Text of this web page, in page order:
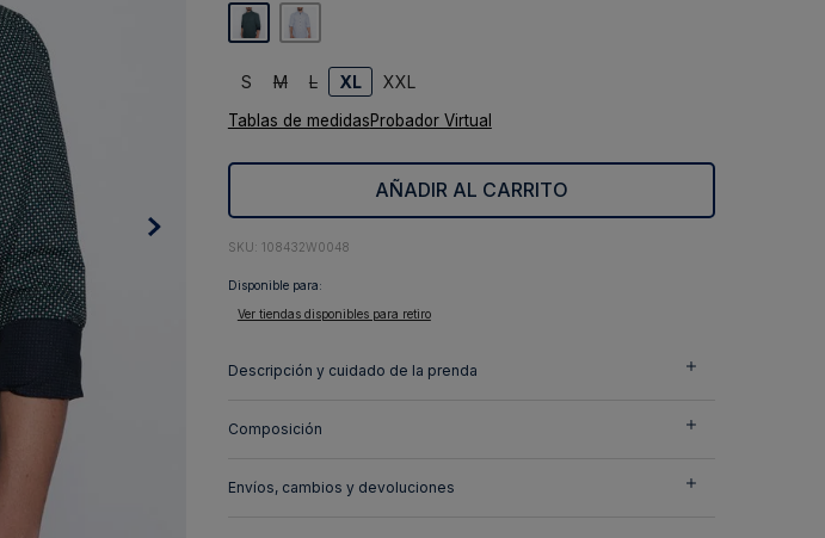
S M L XL XXL
Tablas de medidasProbador Virtual
AÑADIR AL CARRITO
: 108432W0048
Disponible para:
Ver tiendas disponibles para retiro
Descripción y cuidado de la prenda
Composición
Envíos, cambios y devoluciones
chaqueta
poleron
abrigo